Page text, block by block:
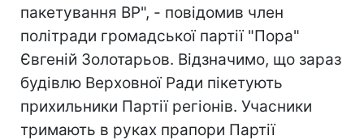
пакетування ВР", - повідомив член
політради громадської партії "Пора"
Євгеній Золотарьов. Відзначимо, що зараз
будівлю Верховної Ради пікетують
прихильники Партії регіонів. Учасники
тримають в руках прапори Партії